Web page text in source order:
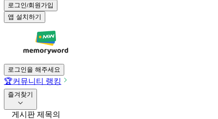
로그인/회원가입
앱 설치하기
로그인을 해주세요
🏆커뮤니티 랭킹
즐겨찾기
게시판 제목의